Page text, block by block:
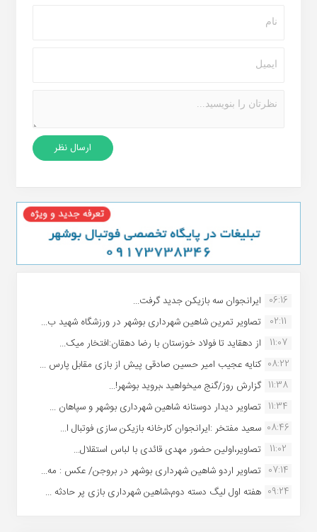
06:16 ایرانجوان سه بازیکن جدید گرفت...
02:11
تصاویر تمرین شاهین شهردارى بوشهر در ورزشگاه شهید ب...
11:07
از دهقاید تا فولاد خوزستان با رضا دهقان:افتخار میک...
08:22 کنایه عجیب امیر حسین صادقی پیش از بازی مقابل پارس ...
11:38 گزارش روز/گنج میخواهید ،بروید بوشهر!...
11:34 تصاویر دیدار دوستانه شاهین شهردارى بوشهر و سپاهان ...
08:46 سعید مفتخر :ایرانجوان کارخانه بازیکن سازی فوتبال ا...
11:02
تصاویر،اولین حضور مهدی قائدی با لباس استقلال...
07:14 تصاویر اردو شاهین شهرداری بوشهر در بروجن/ عکس : مه...
09:24 هفته اول لیگ دسته دوم،شاهین شهرداری بازی پر حادثه ...